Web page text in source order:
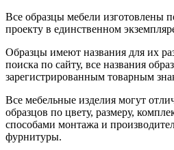
Все образцы мебели изготовлены
проекту в единственном
Образцы имеют названия для их
поиска по сайту, все названия
зарегистрированным товарным
Все мебельные изделия могут
образцов по цвету, размеру,
способами монтажа и
фурнитуры.